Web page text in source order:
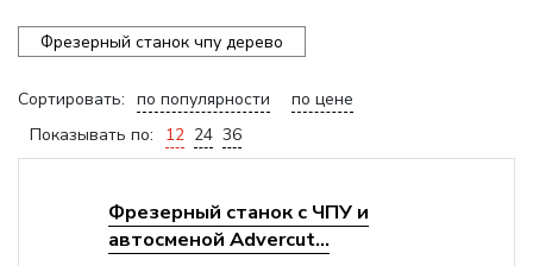
Фрезерный станок чпу дерево
Сортировать: по популярности
по цене
Показывать по:
12 24 36
Фрезерный станок с ЧПУ и
автосменой Advercut...